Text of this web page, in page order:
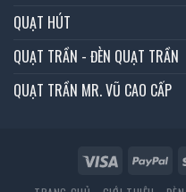
QUẠT HÚT
QUẠT TRẦN - ĐÈN QUẠT TRẦN
QUẠT TRẦN MR. VŨ CAO CẤP